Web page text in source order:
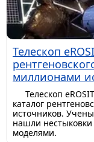
Телескоп
миллионами
Телескоп
каталог
источников.
нашли
моделями.